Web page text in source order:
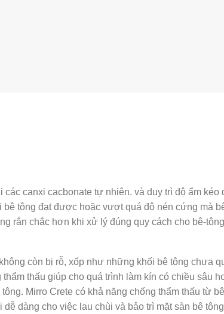
canxi cacbonate tự nhiên. và duy trì độ ẩm kéo
tông đạt được hoặc vượt quá độ nén cứng mà
rắn chắc hơn khi xử lý đúng quy cách cho bê-
còn bị rỗ, xốp như những khối bê tông chưa
thấu giúp cho quá trình làm kín có chiều sâu
Mirro Crete có khả năng chống thẩm thấu từ
dàng cho việc lau chùi và bảo trì mặt sàn bê